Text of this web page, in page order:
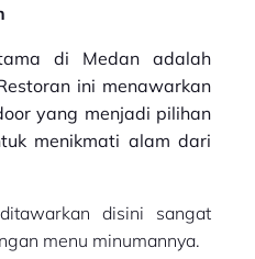
di Medan adalah
ini menawarkan
yang menjadi pilihan
menikmati alam dari
disini sangat
menu minumannya.